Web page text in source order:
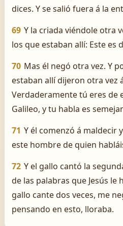
dices. Y se salió fuera á la
69 Y la criada viéndole otra
los que estaban allí: Este es
70 Mas él negó otra vez. Y
estaban allí dijeron otra vez
Verdaderamente tú eres de
Galileo, y tu habla es
71 Y él comenzó á maldecir
este hombre de quien
72 Y el gallo cantó la
de las palabras que Jesús le
gallo cante dos veces, me
pensando en esto, lloraba.